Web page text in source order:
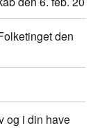
den
og i din have